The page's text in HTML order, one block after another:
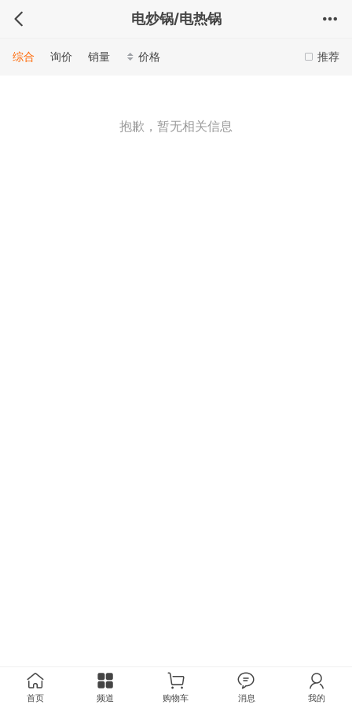
电炒锅/电热锅
推荐
综合 询价 销量 价格
抱歉，暂无相关信息
首页 频道 购物车 消息 我的